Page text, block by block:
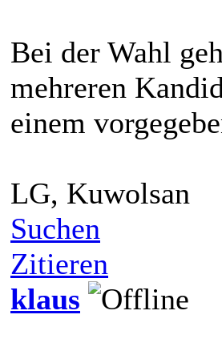
Bei der Wahl
mehreren
einem
LG, Kuwolsan
Suchen
Zitieren
klaus